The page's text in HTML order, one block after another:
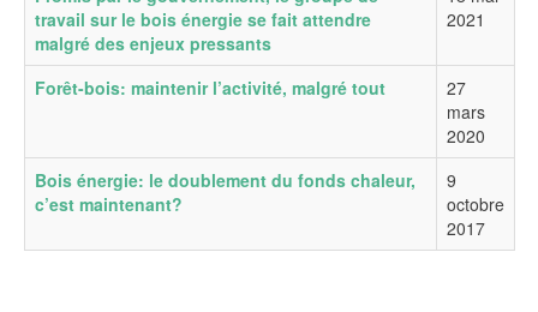
travail sur le bois énergie se fait attendre
malgré des enjeux pressants
2021
Forêt-bois: maintenir l’activité, malgré tout
27
mars
2020
Bois énergie: le doublement du fonds chaleur,
c’est maintenant?
9
octobre
2017